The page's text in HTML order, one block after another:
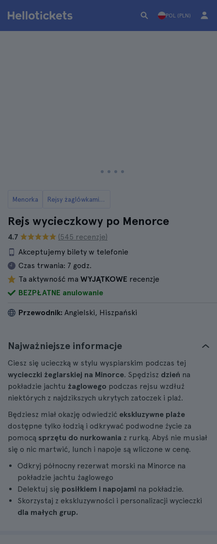
POL (PLN)
Menorka Rejsy żaglówkami z Menorki
Rejs wycieczkowy po Menorce
4.7
(545 recenzje)
Akceptujemy bilety w telefonie
Czas trwania: 7 godz.
Ta aktywność ma WYJĄTKOWE recenzje
BEZPŁATNE anulowanie
Przewodnik: Angielski, Hiszpański
Najważniejsze informacje
Ciesz się ucieczką w stylu wyspiarskim podczas tej
wycieczki żeglarskiej na Minorce. Spędzisz dzień na
pokładzie jachtu żaglowego podczas rejsu wzdłuż
niektórych z najdzikszych ukrytych zatoczek i plaż.
Będziesz miał okazję odwiedzić ekskluzywne plaże
dostępne tylko łodzią i odkrywać podwodne życie za
pomocą sprzętu do nurkowania z rurką. Abyś nie musiał
się o nic martwić, lunch i napoje są wliczone w cenę.
Odkryj północny rezerwat morski na Minorce na
pokładzie jachtu żaglowego
Delektuj się posiłkiem i napojami na pokładzie.
Skorzystaj z ekskluzywności i personalizacji wycieczki
dla małych grup.